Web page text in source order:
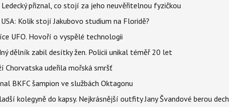
přiznal, co stojí za jeho neuvěřitelnou fyzičkou
Kolik stojí Jakubovo studium na Floridě?
UFO. Hovoří o vyspělé technologii
dělník zabil desítky žen. Policii unikal téměř 20 let
Chorvatska udeřila mořská smršť
BKFC šampion ve službách Oktagonu
kolegyně do kapsy. Nejkrásnější outfity Jany Švandové berou dech